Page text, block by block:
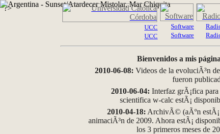
?>
UCC
UCC
Software
Software
Bienvenidos a mis
2010-06-08: Videos de la evoluciÃ³n
fueron
2010-06-04: Interfaz grÃ¡fica
scientifica w-calc estÃ¡
2010-04-18: ArchivÃ© (aÃºn
animaciÃ³n de 2009. Ahora estÃ¡
los 3 primeros meses de